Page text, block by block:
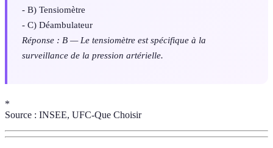
- B) Tensiomètre
- C) Déambulateur
Réponse : B — Le tensiomètre est spécifique à la
surveillance de la pression artérielle.
*
Source : INSEE, UFC-Que Choisir